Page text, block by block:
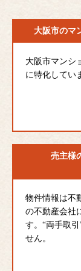
大阪市のマ
大阪市マンシ
に特化してい
売主様
物件情報は不
の不動産会社
す。“両手取
せん。